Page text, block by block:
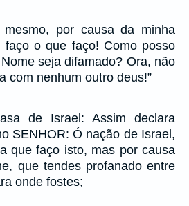
por causa da minha
faço o que faço! Como posso
seja difamado? Ora, não
com nenhum outro deus!”
de Israel: Assim declara
SENHOR: Ó nação de Israel,
que faço isto, mas por causa
que tendes profanado entre
onde fostes;